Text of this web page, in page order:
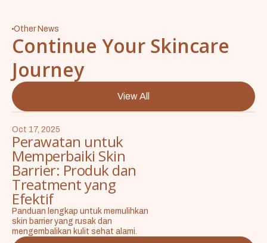
Other News
Continue Your Skincare
Journey
View All
Oct 17, 2025
Perawatan untuk
Memperbaiki Skin
Barrier: Produk dan
Treatment yang
Efektif
Panduan lengkap untuk memulihkan
skin barrier yang rusak dan
mengembalikan kulit sehat alami.